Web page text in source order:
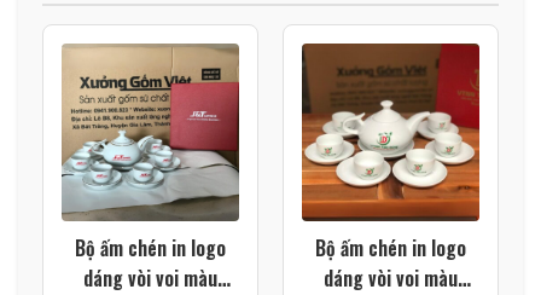
Bộ ấm chén in logo
dáng vòi voi màu
Bộ ấm chén in logo
dáng vòi voi màu